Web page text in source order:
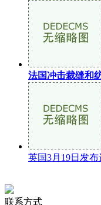
法国冲击裁缝和
英国3月19日发
联系方式